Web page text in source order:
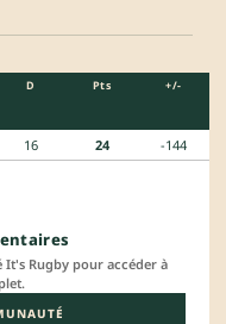
D Pts +/-
16 24 -144
Rugby pour accéder à